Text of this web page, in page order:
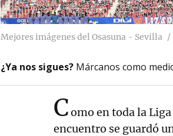
Mejores imágenes del Osasuna - Sevilla
¿Ya nos sigues? Márcanos como
Como en toda la
encuentro se guardó